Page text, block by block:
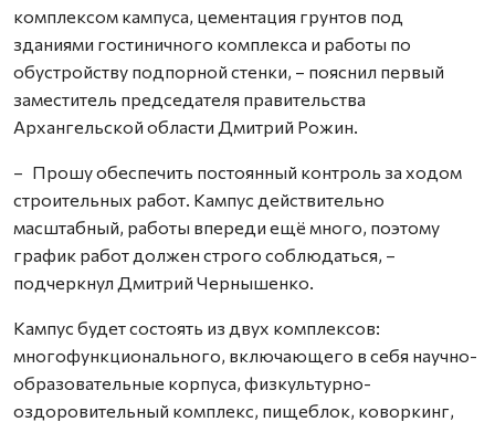
комплексом кампуса, цементация грунтов под
зданиями гостиничного комплекса и работы по
обустройству подпорной стенки, – пояснил первый
заместитель председателя правительства
Архангельской области Дмитрий Рожин.
– Прошу обеспечить постоянный контроль за ходом
строительных работ. Кампус действительно
масштабный, работы впереди ещё много, поэтому
график работ должен строго соблюдаться, –
подчеркнул Дмитрий Чернышенко.
Кампус будет состоять из двух комплексов:
многофункционального, включающего в себя научно-
образовательные корпуса, физкультурно-
оздоровительный комплекс, пищеблок, коворкинг,